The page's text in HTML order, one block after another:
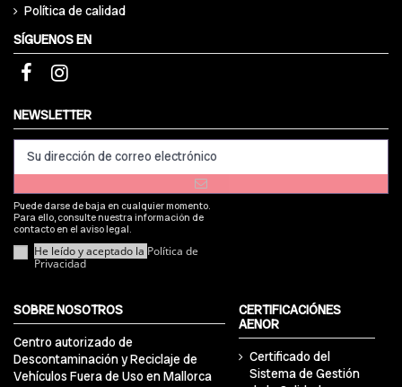
Política de calidad
SÍGUENOS EN
NEWSLETTER
Puede darse de baja en cualquier momento.
Para ello, consulte nuestra información de
contacto en el aviso legal.
He leído y aceptado la Política de
Privacidad
SOBRE NOSOTROS
Centro autorizado de
Descontaminación y Reciclaje de
Vehículos Fuera de Uso en Mallorca
CERTIFICACIÓNES
AENOR
Certificado del
Sistema de Gestión